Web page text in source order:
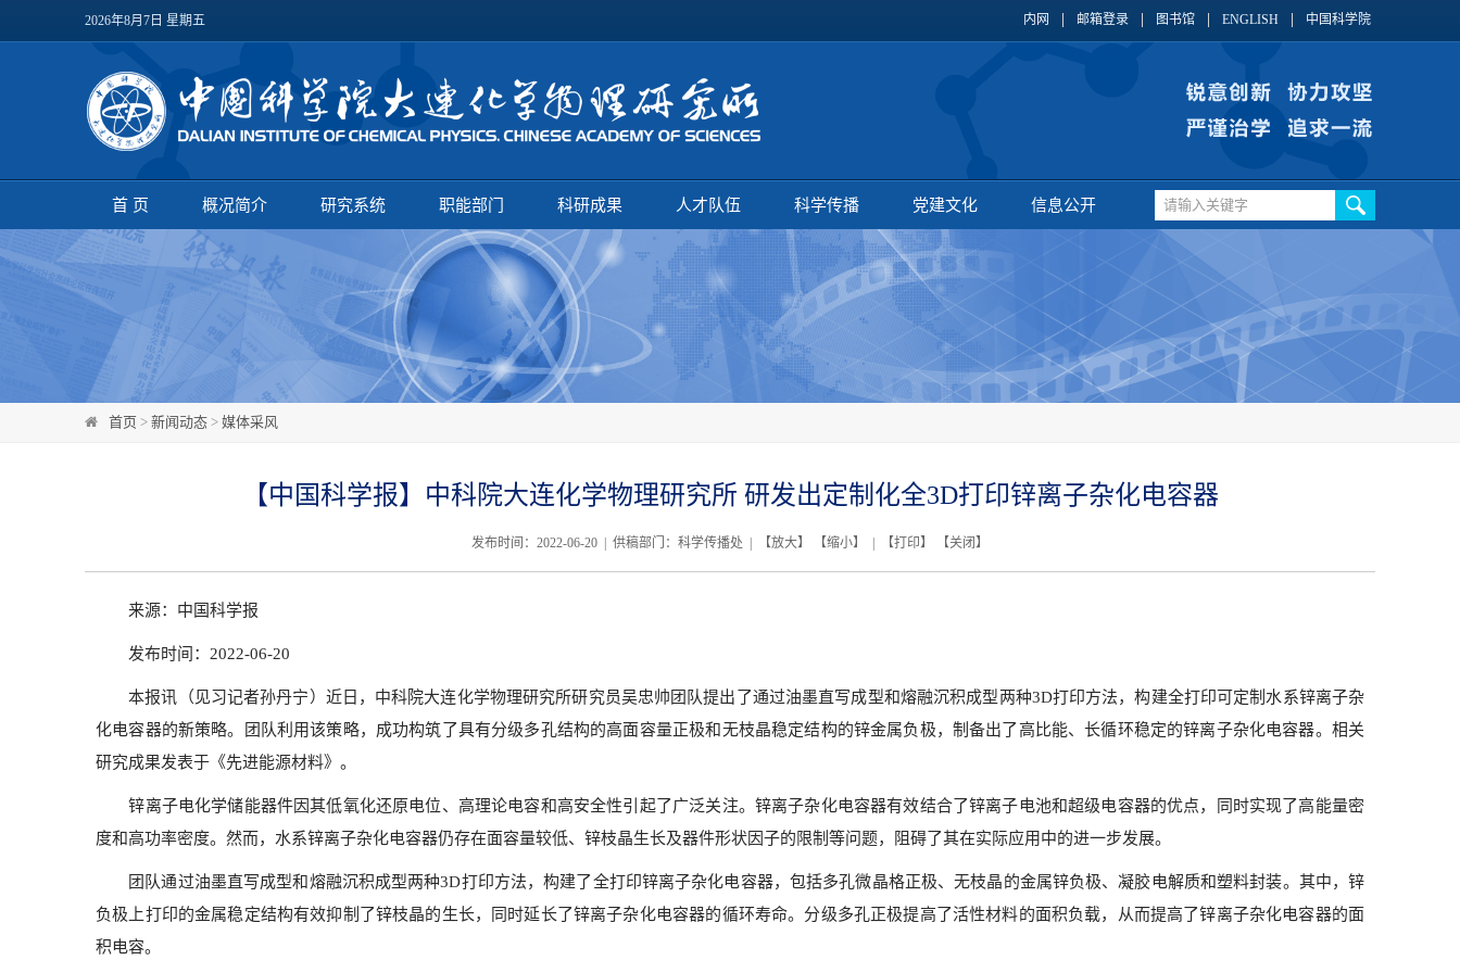
2026年8月7日 星期五 内网 邮箱登录 图书馆 ENGLISH 中国科学院
首 页 概况简介 研究系统 职能部门 科研成果 人才队伍 科学传播 党建文化 信息公开
首页 > 新闻动态 > 媒体采风
【中国科学报】中科院大连化学物理研究所 研发出定制化全3D打印锌离子杂化电容器
发布时间：2022-06-20 | 供稿部门：科学传播处 | 【放大】 【缩小】 | 【打印】 【关闭 】
来源：中国科学报
发布时间：2022-06-20
本报讯（见习记者孙丹宁）近日，中科院大连化学物理研究所研究员吴忠帅团队提出了通过油墨直写成型和熔融沉积成型两种3D打印方法，构建全打印可定制水系锌离子杂
化电容器的新策略。团队利用该策略，成功构筑了具有分级多孔结构的高面容量正极和无枝晶稳定结构的锌金属负极，制备出了高比能、长循环稳定的锌离子杂化电容器。相关
研究成果发表于《先进能源材料》。
锌离子电化学储能器件因其低氧化还原电位、高理论电容和高安全性引起了广泛关注。锌离子杂化电容器有效结合了锌离子电池和超级电容器的优点，同时实现了高能量密
度和高功率密度。然而，水系锌离子杂化电容器仍存在面容量较低、锌枝晶生长及器件形状因子的限制等问题，阻碍了其在实际应用中的进一步发展。
团队通过油墨直写成型和熔融沉积成型两种3D打印方法，构建了全打印锌离子杂化电容器，包括多孔微晶格正极、无枝晶的金属锌负极、凝胶电解质和塑料封装。其中，锌
负极上打印的金属稳定结构有效抑制了锌枝晶的生长，同时延长了锌离子杂化电容器的循环寿命。分级多孔正极提高了活性材料的面积负载，从而提高了锌离子杂化电容器的面
积电容。